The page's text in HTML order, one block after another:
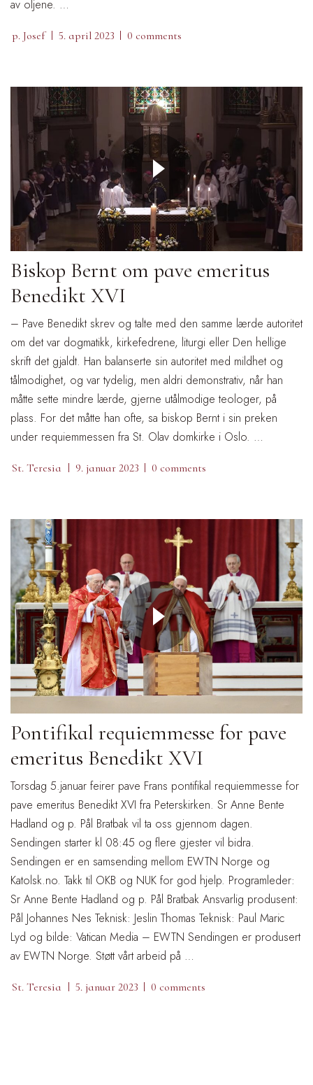
av oljene. …
p. Josef 5. april 2023 0 comments
Biskop Bernt om pave emeritus
Benedikt XVI
– Pave Benedikt skrev og talte med den samme lærde autoritet
om det var dogmatikk, kirkefedrene, liturgi eller Den hellige
skrift det gjaldt. Han balanserte sin autoritet med mildhet og
tålmodighet, og var tydelig, men aldri demonstrativ, når han
måtte sette mindre lærde, gjerne utålmodige teologer, på
plass. For det måtte han ofte, sa biskop Bernt i sin preken
under requiemmessen fra St. Olav domkirke i Oslo. …
St. Teresia 9. januar 2023 0 comments
Pontifikal requiemmesse for pave
emeritus Benedikt XVI
Torsdag 5.januar feirer pave Frans pontifikal requiemmesse for
pave emeritus Benedikt XVI fra Peterskirken. Sr Anne Bente
Hadland og p. Pål Bratbak vil ta oss gjennom dagen.
Sendingen starter kl 08:45 og flere gjester vil bidra.
Sendingen er en samsending mellom EWTN Norge og
Katolsk.no. Takk til OKB og NUK for god hjelp. Programleder:
Sr Anne Bente Hadland og p. Pål Bratbak Ansvarlig produsent:
Pål Johannes Nes Teknisk: Jeslin Thomas Teknisk: Paul Maric
Lyd og bilde: Vatican Media – EWTN Sendingen er produsert
av EWTN Norge. Støtt vårt arbeid på …
St. Teresia 5. januar 2023 0 comments